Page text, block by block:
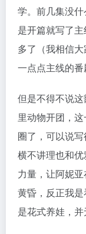
学。前几集没
是开篇就写了
多了（我相信
一点点主线的番
但是不得不说
里动物开团，
圈了，可以说
横不讲理也和
力量，让阿妮
黄昏，反正我
是花式养娃，并